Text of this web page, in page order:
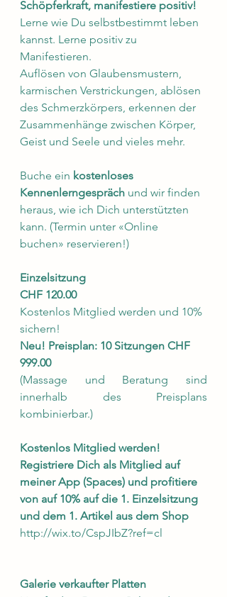
Schöpferkraft, manifestiere positiv!
Lerne wie Du selbstbestimmt leben
kannst. Lerne positiv zu
Manifestieren.
Auflösen von Glaubensmustern,
karmischen Verstrickungen, ablösen
des Schmerzkörpers, erkennen der
Zusammenhänge zwischen Körper,
Geist und Seele und vieles mehr.
Buche ein kostenloses
Kennenlerngespräch und wir finden
heraus, wie ich Dich unterstützten
kann. (Termin unter «Online
buchen» reservieren!)
Einzelsitzung
CHF 120.00
Kostenlos Mitglied werden und 10%
sichern!
Neu! Preisplan: 10 Sitzungen CHF
999.00
(Massage und Beratung sind
innerhalb des Preisplans
kombinierbar.)
Kostenlos Mitglied werden!
Registriere Dich als Mitglied auf
meiner App (Spaces) und profitiere
von auf 10% auf die 1. Einzelsitzung
und dem 1. Artikel aus dem Shop
http://wix.to/CspJIbZ?ref=cl
Galerie verkaufter Platten